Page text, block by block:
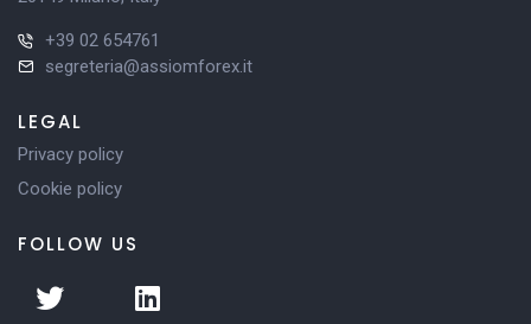
+39 02 654761
segreteria@assiomforex.it
LEGAL
Privacy policy
Cookie policy
FOLLOW US